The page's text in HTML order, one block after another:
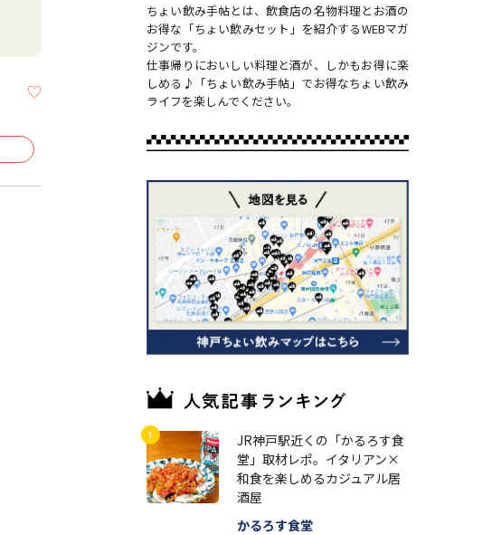
ちょい飲み手帖とは、飲食店の名物料理とお酒の
お得な「ちょい飲みセット」を紹介するWEBマガ
ジンです。
仕事帰りにおいしい料理と酒が、しかもお得に楽
しめる♪「ちょい飲み手帖」でお得なちょい飲み
ライフを楽しんでください。
JR神戸駅近くの「かるろす食
堂」取材レポ。イタリアン×
和食を楽しめるカジュアル居
酒屋
かるろす食堂